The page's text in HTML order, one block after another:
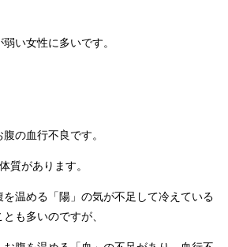
い女性に多いです。
の血行不良です。
質があります。
を温める「陽」の気が不足して冷えている
も多いのですが、